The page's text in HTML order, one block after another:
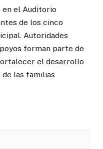
el Auditorio
de los cinco
Autoridades
forman parte de
el desarrollo
las familias